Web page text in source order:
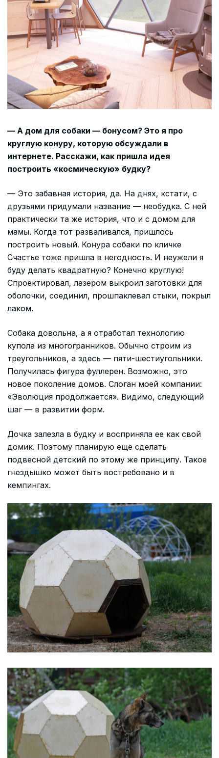
— А дом для собаки — бонусом? Это я про
круглую конуру, которую обсуждали в
интернете. Расскажи, как пришла идея
построить «космическую» будку?
— Это забавная история, да. На днях, кстати, с
друзьями придумали название — необудка. С ней
практически та же история, что и с домом для
мамы. Когда тот разваливался, пришлось
построить новый. Конура собаки по кличке
Счастье тоже пришла в негодность. И неужели я
буду делать квадратную? Конечно круглую!
Спроектировал, лазером выкроил заготовки для
оболочки, соединил, прошпаклевал стыки, покрыл
лаком.
Собака довольна, а я отработал технологию
купола из многогранников. Обычно строим из
треугольников, а здесь — пяти-шестиугольники.
Получилась фигура фуллерен. Возможно, это
новое поколение домов. Слоган моей компании:
«Эволюция продолжается». Видимо, следующий
шаг — в развитии форм.
Дочка залезла в будку и восприняла ее как свой
домик. Поэтому планирую еще сделать
подвесной детский по этому же принципу. Такое
гнездышко может быть востребовано и в
кемпингах.